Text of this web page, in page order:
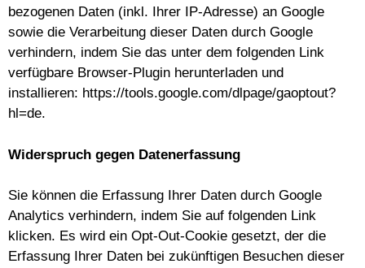
bezogenen Daten (inkl. Ihrer IP-Adresse) an Google
sowie die Verarbeitung dieser Daten durch Google
verhindern, indem Sie das unter dem folgenden Link
verfügbare Browser-Plugin herunterladen und
installieren: https://tools.google.com/dlpage/gaoptout?
hl=de.
Widerspruch gegen Datenerfassung
Sie können die Erfassung Ihrer Daten durch Google
Analytics verhindern, indem Sie auf folgenden Link
klicken. Es wird ein Opt-Out-Cookie gesetzt, der die
Erfassung Ihrer Daten bei zukünftigen Besuchen dieser